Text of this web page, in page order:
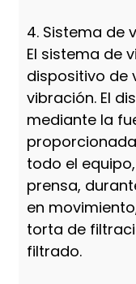
4. Sistema de
El sistema de
dispositivo de
vibración. El
mediante la
todo el
prensa,
en
torta de
filtrado.